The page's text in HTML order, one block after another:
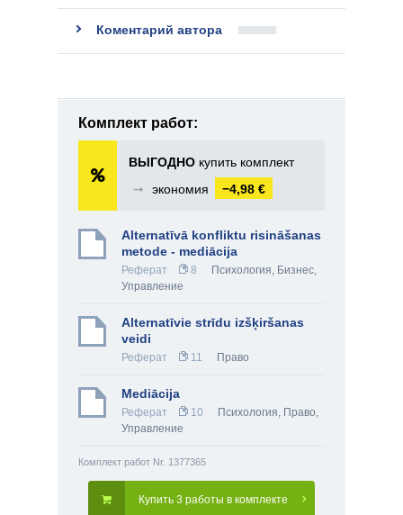
Коментарий автора
Комплект работ:
ВЫГОДНО купить комплект
➞
экономия −4,98 €
Alternatīvā konfliktu risināšanas
metode - mediācija
Реферат 8 Психология, Бизнес,
Управление
Alternatīvie strīdu izšķiršanas
veidi
Реферат 11 Право
Mediācija
Реферат 10 Психология, Право,
Управление
Комплект работ Nr. 1377365
Купить 3 работы в комплекте